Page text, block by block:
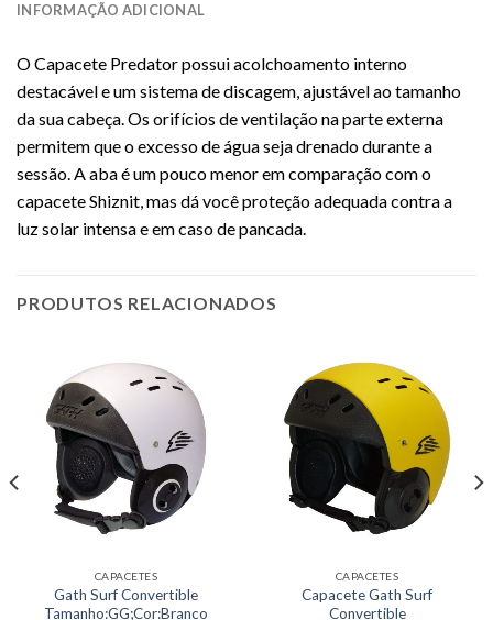
INFORMAÇÃO ADICIONAL
O Capacete Predator possui acolchoamento interno
destacável e um sistema de discagem, ajustável ao tamanho
da sua cabeça. Os orifícios de ventilação na parte externa
permitem que o excesso de água seja drenado durante a
sessão. A aba é um pouco menor em comparação com o
capacete Shiznit, mas dá você proteção adequada contra a
luz solar intensa e em caso de pancada.
PRODUTOS RELACIONADOS
CAPACETES
Gath Surf Convertible
Tamanho:GG;Cor:Branco
CAPACETES
Capacete Gath Surf
Convertible